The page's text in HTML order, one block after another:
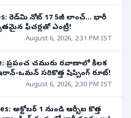
రెడ్‌మి నోట్ 17 5జీ లాంచ్... భారీ
ఫీచర్లతో ఎంట్రీ!
August 6, 2026, 2:31 PM IST
ప్రపంచ చమురు రవాణాలో కీలక
ఒమన్ సరికొత్త షిప్పింగ్ రూట్!
August 6, 2026, 2:30 PM IST
అక్టోబర్ 1 నుండి ఆర్బీఐ కొత్త